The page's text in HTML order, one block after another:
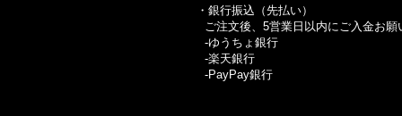
・銀行振込（先払い）
ご注文後、5営業日以内にご入金お願
-ゆうちょ銀行
-楽天銀行
-PayPay銀行